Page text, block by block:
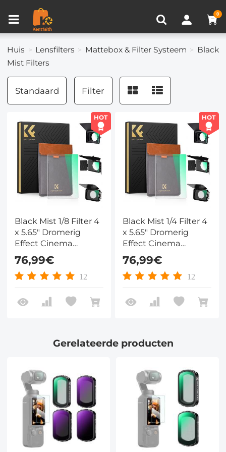
0
Huis Lensfilters Mattebox & Filter Systeem
Black
Mist Filters
Standaard Filter
HOT
Black Mist 1/8 Filter 4
x 5.65" Dromerig
Effect Cinema
Square Filter
Compatibel met Tilta
en SmallRig Matte
Foto Videografie
Nano Xcel Serie
76,99€
12
HOT
Black Mist 1/4 Filter 4
x 5.65" Dromerig
Effect Cinema
Square Filter
Compatibel met Tilta
en SmallRig Matte
Foto Videografie
Nano Xcel Serie
76,99€
12
Gerelateerde producten